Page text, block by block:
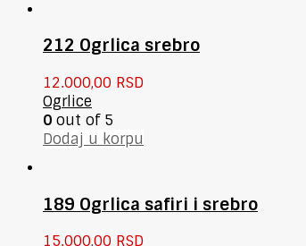
212 Ogrlica srebro
12.000,00 RSD
Ogrlice
0 out of 5
Dodaj u korpu
189 Ogrlica safiri i srebro
15.000,00 RSD